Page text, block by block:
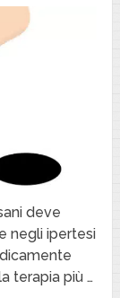
deve
negli ipertesi
terapia più …